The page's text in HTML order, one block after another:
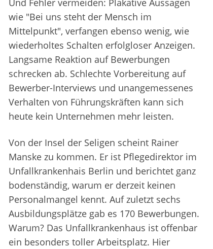
Und Fehler vermeiden: Plakative Aussagen
wie "Bei uns steht der Mensch im
Mittelpunkt", verfangen ebenso wenig, wie
wiederholtes Schalten erfolgloser Anzeigen.
Langsame Reaktion auf Bewerbungen
schrecken ab. Schlechte Vorbereitung auf
Bewerber-Interviews und unangemessenes
Verhalten von Führungskräften kann sich
heute kein Unternehmen mehr leisten.
Von der Insel der Seligen scheint Rainer
Manske zu kommen. Er ist Pflegedirektor im
Unfallkrankenhais Berlin und berichtet ganz
bodenständig, warum er derzeit keinen
Personalmangel kennt. Auf zuletzt sechs
Ausbildungsplätze gab es 170 Bewerbungen.
Warum? Das Unfallkrankenhaus ist offenbar
ein besonders toller Arbeitsplatz. Hier